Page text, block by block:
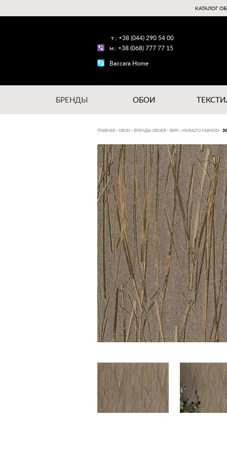
КАТАЛОГ
т.: +38 (044) 290 54 00
м.: +38 (068) 777 77 15
Baccara Home
БРЕНДЫ ОБОИ
ГЛАВНАЯ - ОБОИ - БРЕНДЫ ОБОЕВ - SIRPI - MURALTO FASHION -